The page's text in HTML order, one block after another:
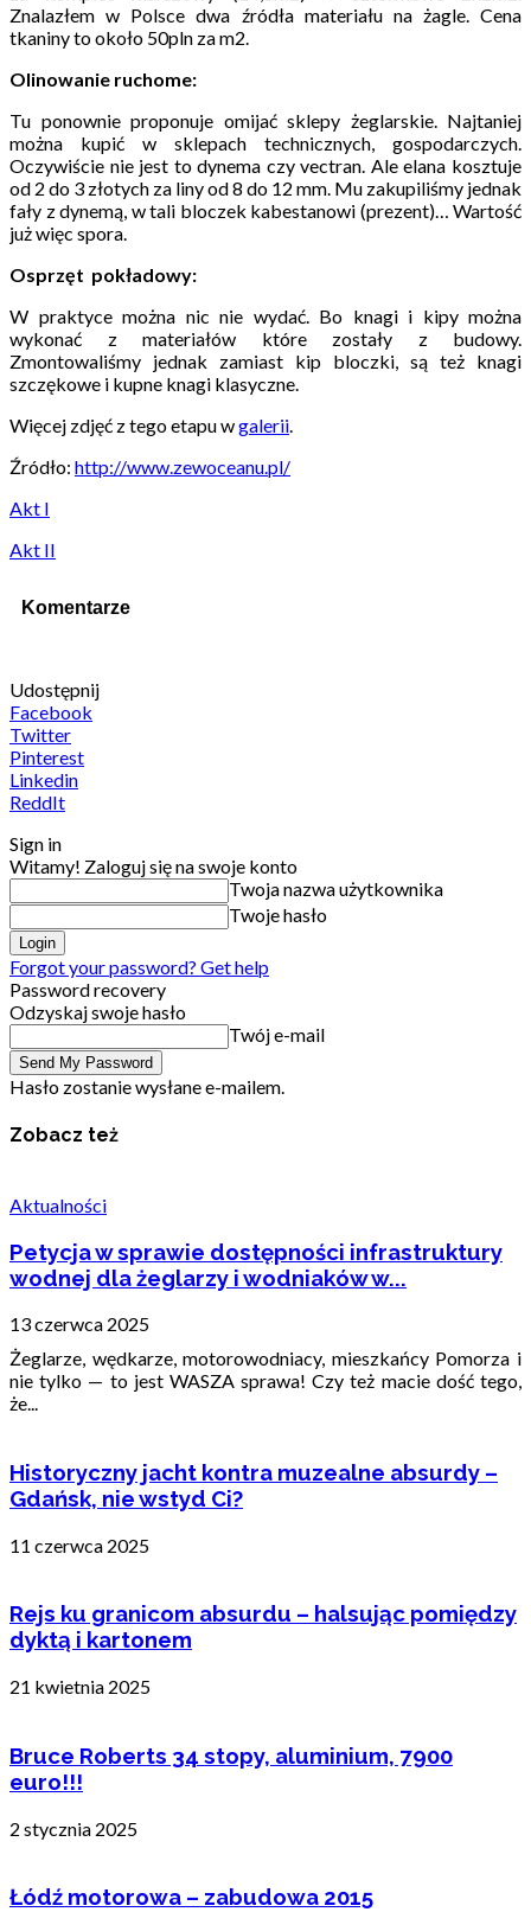
Znalazłem w Polsce dwa źródła materiału na żagle. Cena
tkaniny to około 50pln za m2.
Olinowanie ruchome:
Tu ponownie proponuje omijać sklepy żeglarskie. Najtaniej
można kupić w sklepach technicznych, gospodarczych.
Oczywiście nie jest to dynema czy vectran. Ale elana kosztuje
od 2 do 3 złotych za liny od 8 do 12 mm. Mu zakupiliśmy jednak
fały z dynemą, w tali bloczek kabestanowi (prezent)… Wartość
już więc spora.
Osprzęt pokładowy:
W praktyce można nic nie wydać. Bo knagi i kipy można
wykonać z materiałów które zostały z budowy.
Zmontowaliśmy jednak zamiast kip bloczki, są też knagi
szczękowe i kupne knagi klasyczne.
Więcej zdjęć z tego etapu wgalerii.
Źródło: http://www.zewoceanu.pl/
Akt I
Akt II
Komentarze
Udostępnij
Facebook
Twitter
Pinterest
Linkedin
ReddIt
Sign in
Witamy! Zaloguj się na swoje konto
Twoja nazwa użytkownika
Twoje hasło
Forgot your password? Get help
Password recovery
Odzyskaj swoje hasło
Twój e-mail
Hasło zostanie wysłane e-mailem.
Zobacz też
Aktualności
Petycja w sprawie dostępności infrastruktury
wodnej dla żeglarzy i wodniaków w...
13 czerwca 2025
Żeglarze, wędkarze, motorowodniacy, mieszkańcy Pomorza i
nie tylko — to jest WASZA sprawa! Czy też macie dość tego,
że...
Historyczny jacht kontra muzealne absurdy –
Gdańsk, nie wstyd Ci?
11 czerwca 2025
Rejs ku granicom absurdu – halsując pomiędzy
dyktą i kartonem
21 kwietnia 2025
Bruce Roberts 34 stopy, aluminium, 7900
euro!!!
2 stycznia 2025
Łódź motorowa – zabudowa 2015